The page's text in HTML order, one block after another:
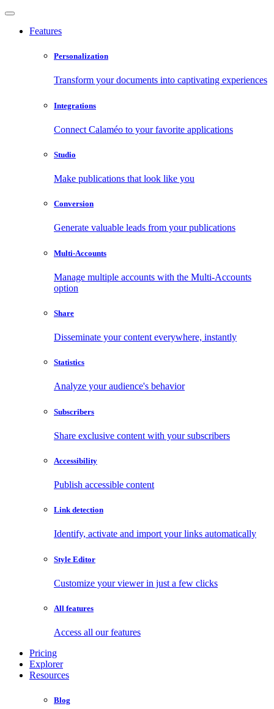
Features
Personalization
Transform your documents into captivating experiences
Integrations
Connect Calaméo to your favorite applications
Studio
Make publications that look like you
Conversion
Generate valuable leads from your publications
Multi-Accounts
Manage multiple accounts with the Multi-Accounts
option
Share
Disseminate your content everywhere, instantly
Statistics
Analyze your audience's behavior
Subscribers
Share exclusive content with your subscribers
Accessibility
Publish accessible content
Link detection
Identify, activate and import your links automatically
Style Editor
Customize your viewer in just a few clicks
All features
Access all our features
Pricing
Explorer
Resources
Blog